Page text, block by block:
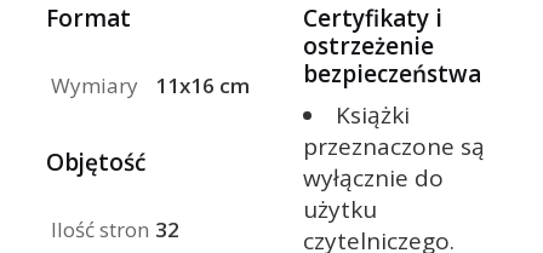
Format
Wymiary 11x16 cm
Objętość
Ilość stron 32
Certyfikaty i
ostrzeżenie
bezpieczeństwa
Książki
przeznaczone są
wyłącznie do
użytku
czytelniczego.